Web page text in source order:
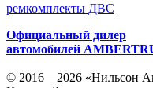
ремкомплекты ДВС
Официальный дилер
автомобилей
© 2016—2026 «Нильсон